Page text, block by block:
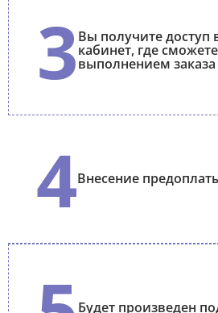
3Вы получите доступ
кабинет, где
выполнением заказа
4Внесение
Будет произведен